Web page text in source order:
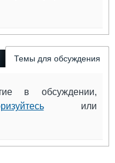
Темы для обсуждения
в обсуждении,
или